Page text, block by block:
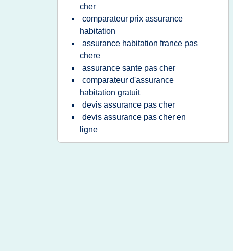
cher
comparateur prix assurance
habitation
assurance habitation france pas
chere
assurance sante pas cher
comparateur d'assurance
habitation gratuit
devis assurance pas cher
devis assurance pas cher en
ligne